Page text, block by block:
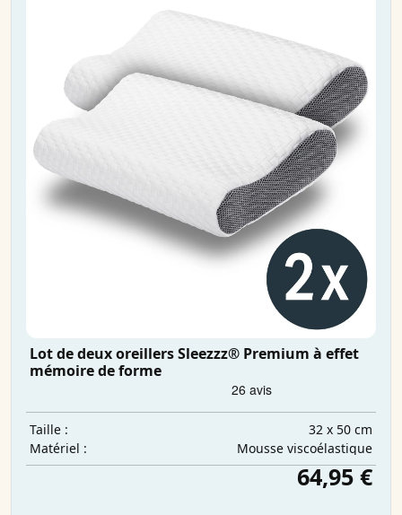
Lot de deux oreillers Sleezzz® Premium à effet
mémoire de forme
Taille :
32 x 50 cm
Matériel :
Mousse viscoélastique
64,95 €